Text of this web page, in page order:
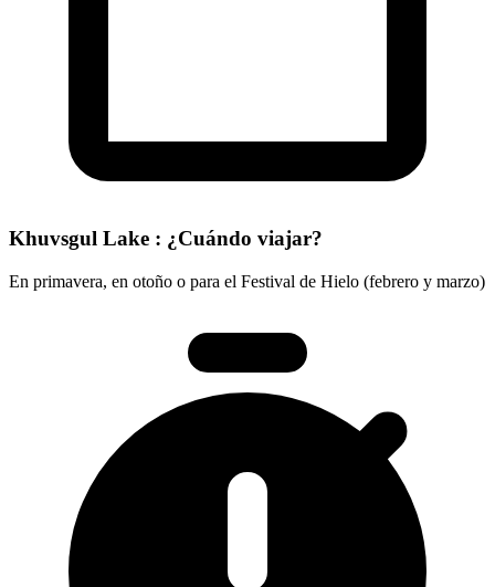
Khuvsgul Lake : ¿Cuándo viajar?
En primavera, en otoño o para el Festival de Hielo (febrero y marzo)